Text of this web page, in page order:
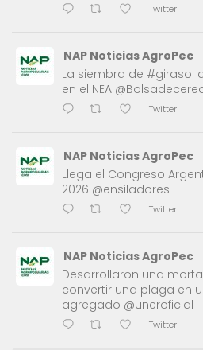
Twitter
NAP Noticias AgroPec
La siembra de #girasol
en el NEA
Twitter
NAP Noticias AgroPec
Llega el Congreso
2026 @ensiladores
Twitter
NAP Noticias AgroPec
Desarrollaron una
convertir una plaga en
agregado @uneroficial
Twitter